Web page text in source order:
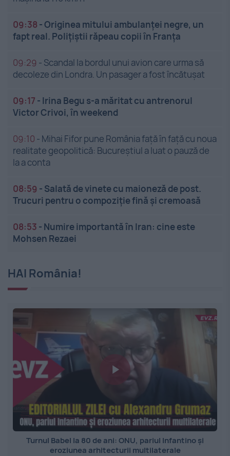
09:38 -Originea mitului ambulanței negre, un
fapt real. Polițiștii răpeau copii în Franța
09:29 - Scandal la bordul unui avion care urma să
decoleze din Londra. Un pasager a fost încătușat
09:17 - Irina Begu s-a măritat cu antrenorul
Victor Crivoi, în weekend
09:10 - Mihai Fifor pune România față în față cu noua
realitate geopolitică: Bucureștiul a luat o pauză de
la a conta
08:59 - Salată de vinete cu maioneză de post.
Trucuri pentru o compoziție fină și cremoasă
08:53 - Numire importantă în Iran: cine este
Mohsen Rezaei
HAI România!
Turnul Babel la 80 de ani: ONU, pariul Infantino și
eroziunea arhitecturii multilaterale